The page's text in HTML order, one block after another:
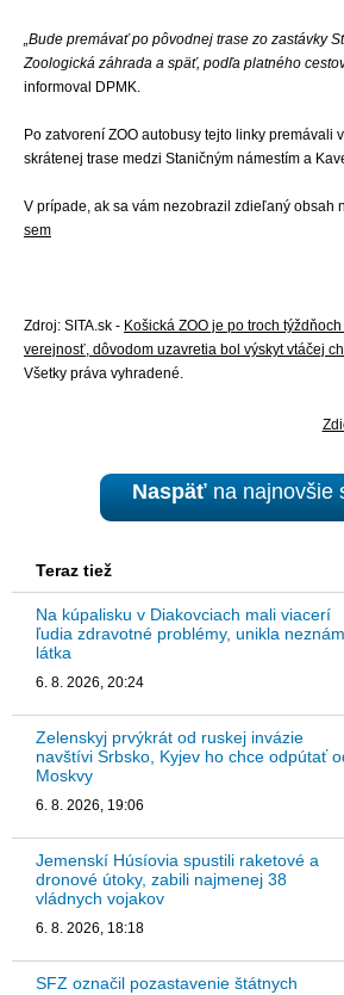
„Bude premávať po pôvodnej trase zo zastávky
Zoologická záhrada a späť, podľa platného
informoval DPMK.
Po zatvorení ZOO autobusy tejto linky premávali
skrátenej trase medzi Staničným námestím a
V prípade, ak sa vám nezobrazil zdieľaný obsah
sem
Zdroj: SITA.sk - Košická ZOO je po troch
verejnosť, dôvodom uzavretia bol výskyt vtáčej
Všetky práva vyhradené.
Naspäťna najnovšie
Teraz tiež
Na kúpalisku v Diakovciach mali viacerí
ľudia zdravotné problémy, unikla
látka
6. 8. 2026, 20:24
Zelenskyj prvýkrát od ruskej invázie
navštívi Srbsko, Kyjev ho chce odpútať
Moskvy
6. 8. 2026, 19:06
Jemenskí Húsíovia spustili raketové a
dronové útoky, zabili najmenej 38
vládnych vojakov
6. 8. 2026, 18:18
SFZ označil pozastavenie štátnych